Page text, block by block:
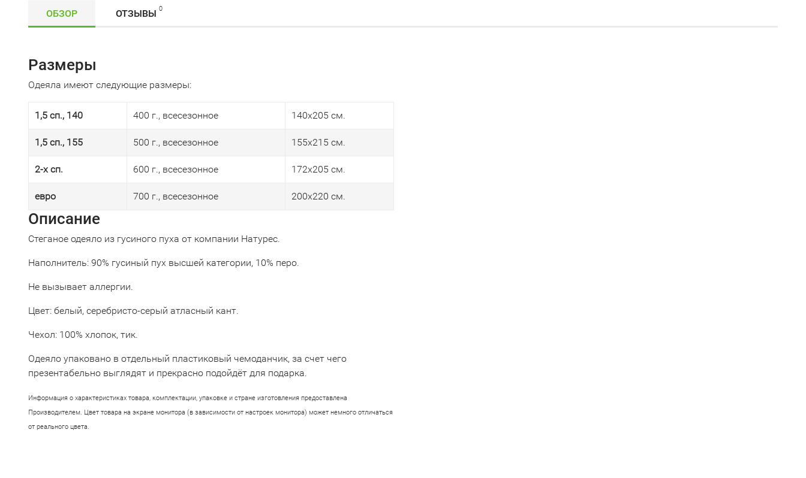
ОБЗОР ОТЗЫВЫ 0
Размеры
Одеяла имеют следующие размеры:
1,5 сп., 140 400 г., всесезонное 140х205 см.
1,5 сп., 155 500 г., всесезонное 155х215 см.
2-х сп. 600 г., всесезонное 172х205 см.
евро 700 г., всесезонное 200х220 см.
Описание
Стеганое одеяло из гусиного пуха от компании Натурес.
Наполнитель: 90% гусиный пух высшей категории, 10% перо.
Не вызывает аллергии.
Цвет: белый, серебристо-серый атласный кант.
Чехол: 100% хлопок, тик.
Одеяло упаковано в отдельный пластиковый чемоданчик, за счет чего
презентабельно выглядят и прекрасно подойдёт для подарка.
Информация о характеристиках товара, комплектации, упаковке и стране изготовления предоставлена
Производителем. Цвет товара на экране монитора (в зависимости от настроек монитора) может немного отличаться
от реального цвета.